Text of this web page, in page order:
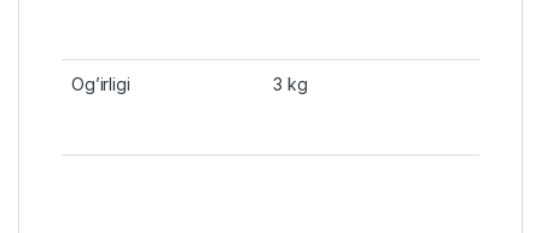
Og’irligi 3 kg